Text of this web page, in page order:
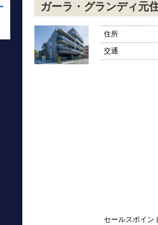
ガーラ・グランディ元
住所
交通
セールスポイン